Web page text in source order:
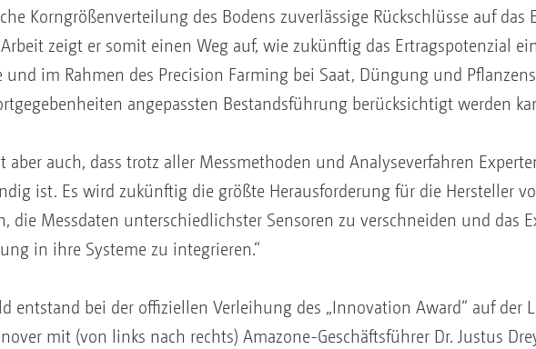
Korngrößenverteilung des Bodens zuverlässige Rückschlüsse auf
zeigt er somit einen Weg auf, wie zukünftig das Ertragspotenzial
und im Rahmen des Precision Farming bei Saat, Düngung und
angepassten Bestandsführung berücksichtigt werden
aber auch, dass trotz aller Messmethoden und Analyseverfahren
ist. Es wird zukünftig die größte Herausforderung für die Hersteller
die Messdaten unterschiedlichster Sensoren zu verschneiden und das
in ihre Systeme zu integrieren.“
entstand bei der offiziellen Verleihung des „Innovation Award“ auf der
mit (von links nach rechts) Amazone-Geschäftsführer Dr. Justus